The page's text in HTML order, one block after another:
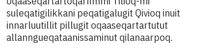
suleqatigilikkani peqatigalugit Qivioq inuit
innarluutillit pillugit oqaaseqartartutut
allanngueqataanissaminut qilanaarpoq.